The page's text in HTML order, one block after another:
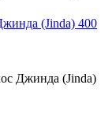
Джинда (Jinda)